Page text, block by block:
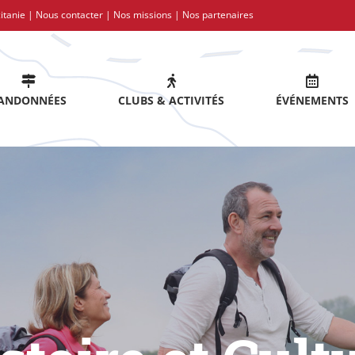
| Nous contacter | Nos missions | Nos partenaires
CLUBS & ACTIVITÉS ÉVÉNEMENTS